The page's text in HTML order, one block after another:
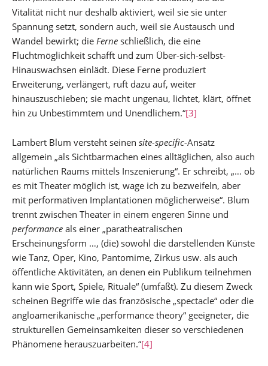
Vitalität nicht nur deshalb aktiviert, weil sie sie unter
Spannung setzt, sondern auch, weil sie Austausch und
Wandel bewirkt; die Ferne schließlich, die eine
Fluchtmöglichkeit schafft und zum Über-sich-selbst-
Hinauswachsen einlädt. Diese Ferne produziert
Erweiterung, verlängert, ruft dazu auf, weiter
hinauszuschieben; sie macht ungenau, lichtet, klärt, öffnet
hin zu Unbestimmtem und Unendlichem.“[3]
Lambert Blum versteht seinen site-specific-Ansatz
allgemein „als Sichtbarmachen eines alltäglichen, also auch
natürlichen Raums mittels Inszenierung“. Er schreibt, „… ob
es mit Theater möglich ist, wage ich zu bezweifeln, aber
mit performativen Implantationen möglicherweise“. Blum
trennt zwischen Theater in einem engeren Sinne und
performance als einer „paratheatralischen
Erscheinungsform …, (die) sowohl die darstellenden Künste
wie Tanz, Oper, Kino, Pantomime, Zirkus usw. als auch
öffentliche Aktivitäten, an denen ein Publikum teilnehmen
kann wie Sport, Spiele, Rituale“ (umfaßt). Zu diesem Zweck
scheinen Begriffe wie das französische „spectacle“ oder die
angloamerikanische „performance theory“ geeigneter, die
strukturellen Gemeinsamkeiten dieser so verschiedenen
Phänomene herauszuarbeiten.“[4]